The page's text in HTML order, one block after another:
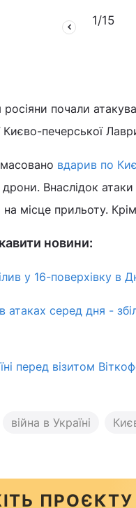
1/15
почали
Києво-печерської
вдарив по
дрони. Внаслідок
місце прильоту.
новини:
у 16-поверхівку в
атаках серед дня -
перед візитом
війна в Україні
ПРОЄКТУ